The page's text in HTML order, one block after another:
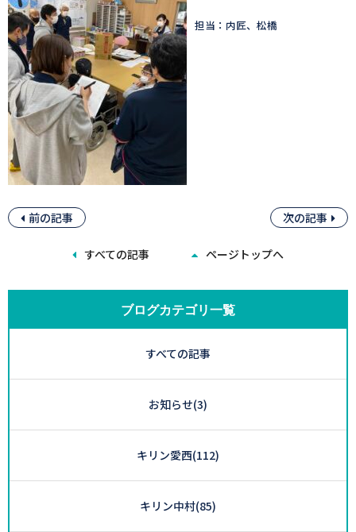
担当：内匠、松橋
前の記事 次の記事
すべての記事 ページトップへ
ブログカテゴリ一覧
すべての記事
お知らせ(3)
キリン愛西(112)
キリン中村(85)